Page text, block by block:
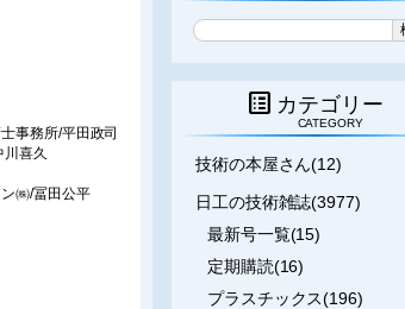
事務所/平田政司
喜久
㈱/冨田公平
list_alt カテゴリー
CATEGORY
技術の本屋さん(12)
日工の技術雑誌(3977)
最新号一覧(15)
定期購読(16)
プラスチックス(196)